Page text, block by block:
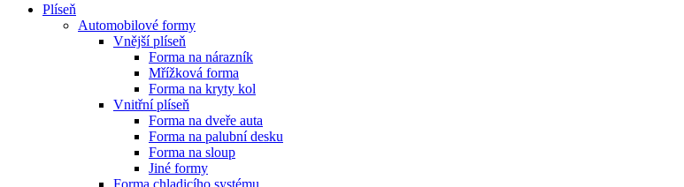
Plíseň
Automobilové formy
Vnější plíseň
Forma na nárazník
Mřížková forma
Forma na kryty kol
Vnitřní plíseň
Forma na dveře auta
Forma na palubní desku
Forma na sloup
Jiné formy
Forma chladicího systému